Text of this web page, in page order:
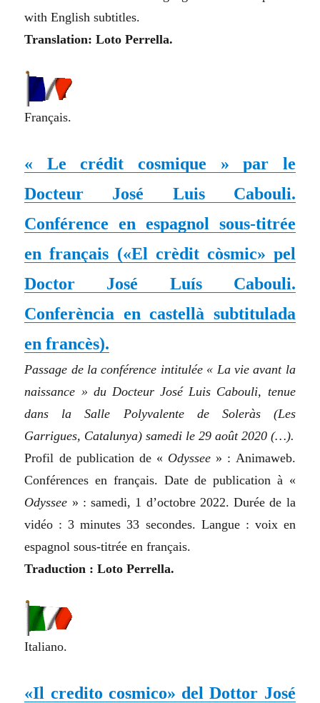
with English subtitles.
Translation: Loto Perrella.
Français.
« Le crédit cosmique » par le
Docteur José Luis Cabouli.
Conférence en espagnol sous-titrée
en français («El crèdit còsmic» pel
Doctor José Luís Cabouli.
Conferència en castellà subtitulada
en francès).
Passage de la conférence intitulée « La vie avant la
naissance » du Docteur José Luis Cabouli, tenue
dans la Salle Polyvalente de Soleràs (Les
Garrigues, Catalunya) samedi le 29 août 2020 (…).
Profil de publication de « Odyssee » : Animaweb.
Conférences en français. Date de publication à «
Odyssee » : samedi, 1 d’octobre 2022. Durée de la
vidéo : 3 minutes 33 secondes. Langue : voix en
espagnol sous-titrée en français.
Traduction : Loto Perrella.
Italiano.
«Il credito cosmico» del Dottor José